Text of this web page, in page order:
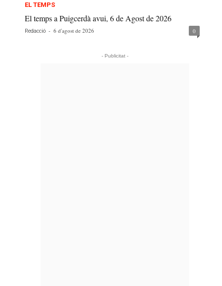
EL TEMPS
El temps a Puigcerdà avui, 6 de Agost de 2026
Redacció - 6 d'agost de 2026 0
- Publicitat -